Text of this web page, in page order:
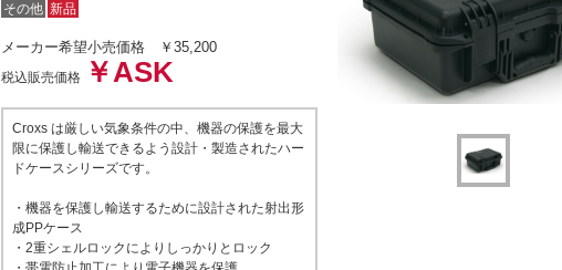
その他 新品
メーカー希望小売価格 ￥35,200
税込販売価格 ￥ASK
Croxs は厳しい気象条件の中、機器の保護を最大
限に保護し輸送できるよう設計・製造されたハー
ドケースシリーズです。
・機器を保護し輸送するために設計された射出形
成PPケース
・2重シェルロックによりしっかりとロック